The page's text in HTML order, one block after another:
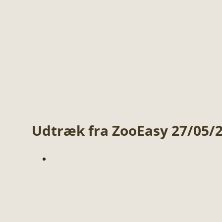
Udtræk fra ZooEasy 27/05/